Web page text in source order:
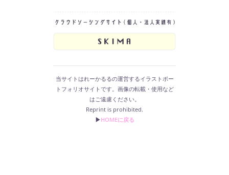
当サイトはれーかるるの運営するイラストポー
トフォリオサイトです。画像の転載・使用など
はご遠慮ください。
Reprint is prohibited.
▶︎HOMEに戻る